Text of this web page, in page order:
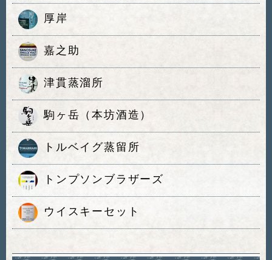
厚岸
嘉之助
津貫蒸溜所
駒ヶ岳（本坊酒造）
トルベイグ蒸留所
トンプソンブラザーズ
ウイスキーセット